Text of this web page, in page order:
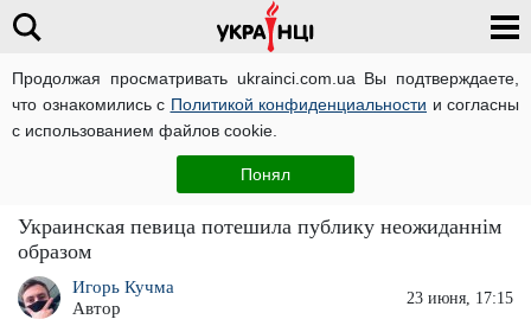
Продолжая просматривать ukrainci.com.ua Вы подтверждаете,
что ознакомились с Политикой конфиденциальности и согласны
с использованием файлов cookie.
Понял
Развлечения
"Сильно": Наталья Могилевская потешила
украинцев голой грудью
Украинская певица потешила публику неожиданнім
образом
Игорь Кучма
Автор
23 июня, 17:15